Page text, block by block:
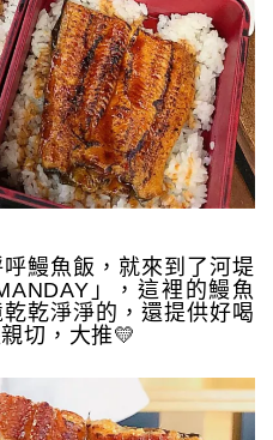
鰻魚飯，就來到了河堤
」，這裡的鰻魚
乾淨淨的，還提供好喝
切，大推💛